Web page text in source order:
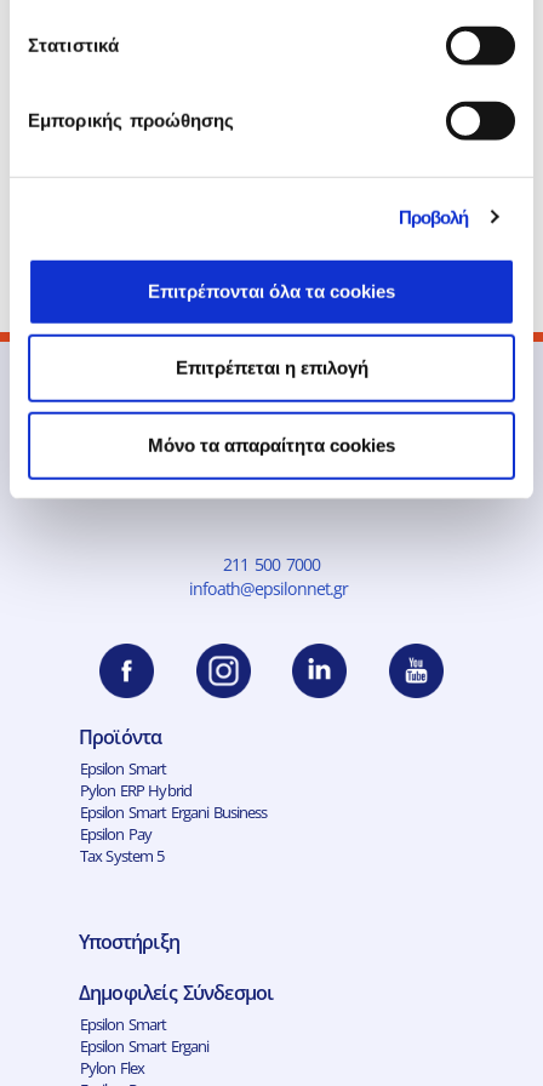
Στατιστικά
Εμπορικής προώθησης
Προβολή
Επιτρέπονται όλα τα cookies
Επιτρέπεται η επιλογή
Mόνο τα απαραίτητα cookies
ΠΕΙΡΑΙΩΣ, ανήλθε στο ποσό των
αγοράστριες εταιρίες ολοσχερώς.
απαλλαγμένη από το σύνολο των δανειακών
ΠΕΙΡΑΙΩΣ και τη MIG, ενώ την 31/12/2020 τα
ταμειακά της διαθέσιμα ανήλθαν περίπου σε
2 εκ. ευρώ.
211 500 7000
infoath@epsilonnet.gr
Προϊόντα
Epsilon Smart
Pylon ERP Hybrid
Epsilon Smart Ergani Business
Epsilon Pay
Tax System 5
Υποστήριξη
Δημοφιλείς Σύνδεσμοι
Epsilon Smart
Epsilon Smart Ergani
Pylon Flex